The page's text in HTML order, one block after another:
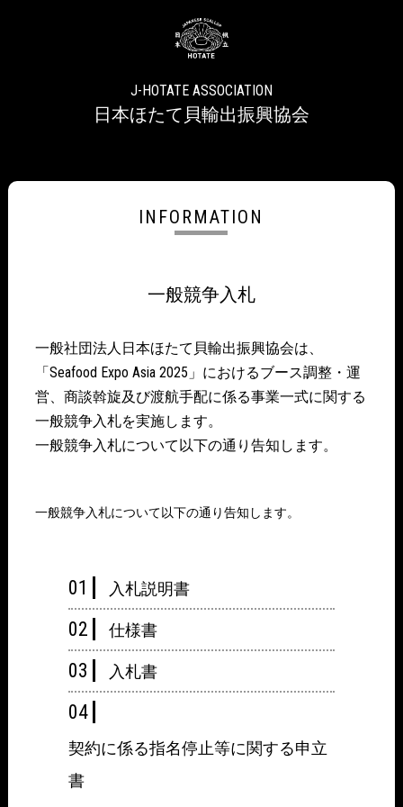
J-HOTATE ASSOCIATION
日本ほたて貝輸出振興協会
INFORMATION
一般競争入札
一般社団法人日本ほたて貝輸出振興協会は、
「Seafood Expo Asia 2025」におけるブース調整・運
営、商談斡旋及び渡航手配に係る事業一式に関する
一般競争入札を実施します。
一般競争入札について以下の通り告知します。
一般競争入札について以下の通り告知します。
入札説明書
仕様書
入札書
契約に係る指名停止等に関する申立
書